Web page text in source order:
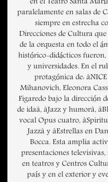
en el Teatro Santa
paralelamente en salas de
siempre en estrecha
Direcciones de Cultura
de la orquesta en todo el
histórico-didácticos fueron,
y universidades. En el
protagónica de:
Mihanovich, Eleonora
Figaredo bajo la dirección
de idaâ, âJazz y humorâ,
vocal Opus cuatro,
Jazzâ y âEstrellas en
Bocca. Esta amplia
presentaciones
en teatros y Centros
país y en el exterior y